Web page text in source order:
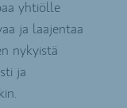
yhtiölle
ja laajentaa
nykyistä
ja